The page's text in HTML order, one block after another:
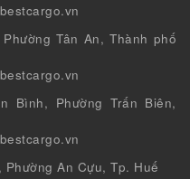
Tân An, Thành phố
Bình, Phường Trấn Biên,
An Cựu, Tp. Huế